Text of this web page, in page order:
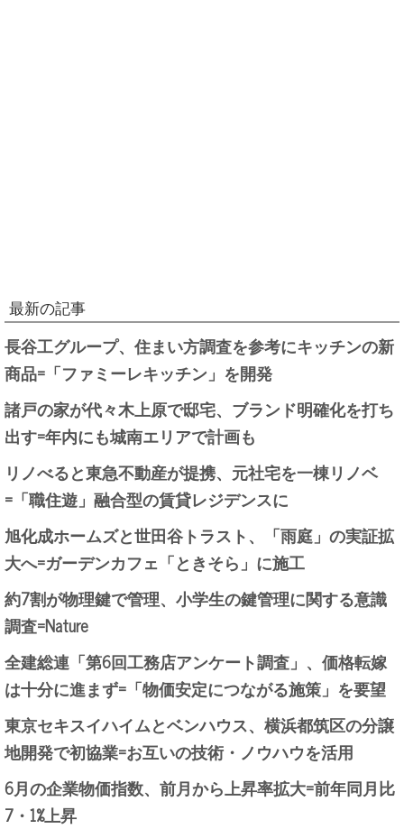
最新の記事
長谷工グループ、住まい方調査を参考にキッチンの新
商品=「ファミーレキッチン」を開発
諸戸の家が代々木上原で邸宅、ブランド明確化を打ち
出す=年内にも城南エリアで計画も
リノべると東急不動産が提携、元社宅を一棟リノベ
=「職住遊」融合型の賃貸レジデンスに
旭化成ホームズと世田谷トラスト、「雨庭」の実証拡
大へ=ガーデンカフェ「ときそら」に施工
約7割が物理鍵で管理、小学生の鍵管理に関する意識
調査=Nature
全建総連「第6回工務店アンケート調査」、価格転嫁
は十分に進まず=「物価安定につながる施策」を要望
東京セキスイハイムとベンハウス、横浜都筑区の分譲
地開発で初協業=お互いの技術・ノウハウを活用
6月の企業物価指数、前月から上昇率拡大=前年同月比
7・1%上昇